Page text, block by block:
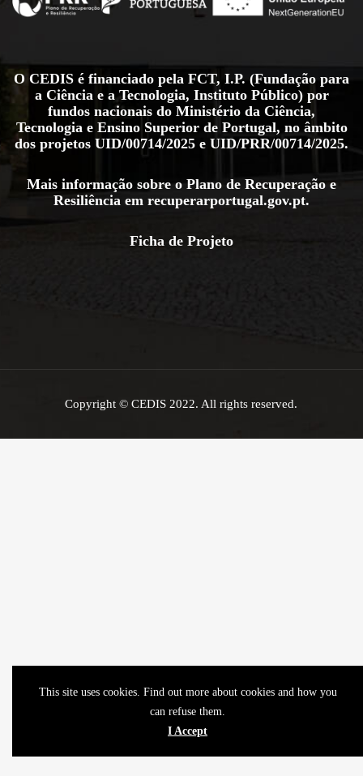
O CEDIS é financiado pela FCT, I.P. (Fundação para
a Ciência e a Tecnologia, Instituto Público) por
fundos nacionais do Ministério da Ciência,
Tecnologia e Ensino Superior de Portugal, no âmbito
dos projetos UID/00714/2025 e UID/PRR/00714/2025.
Mais informação sobre o Plano de Recuperação e
Resiliência em recuperarportugal.gov.pt.
Ficha de Projeto
Copyright © CEDIS 2022. All rights reserved.
This site uses cookies. Find out more about cookies and how you
can refuse them.
I Accept